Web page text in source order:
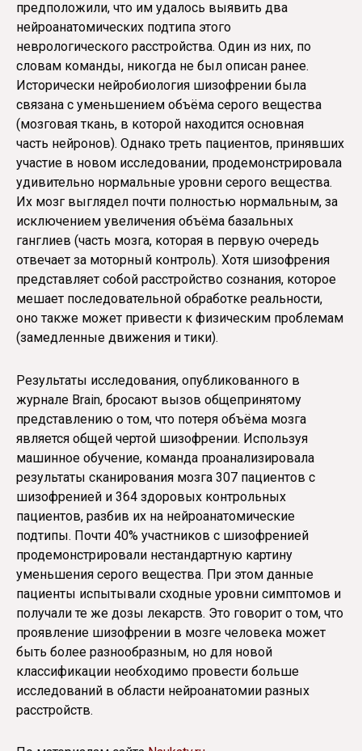
предположили, что им удалось выявить два
нейроанатомических подтипа этого
неврологического расстройства. Один из них, по
словам команды, никогда не был описан ранее.
Исторически нейробиология шизофрении была
связана с уменьшением объёма серого вещества
(мозговая ткань, в которой находится основная
часть нейронов). Однако треть пациентов, принявших
участие в новом исследовании, продемонстрировала
удивительно нормальные уровни серого вещества.
Их мозг выглядел почти полностью нормальным, за
исключением увеличения объёма базальных
ганглиев (часть мозга, которая в первую очередь
отвечает за моторный контроль). Хотя шизофрения
представляет собой расстройство сознания, которое
мешает последовательной обработке реальности,
оно также может привести к физическим проблемам
(замедленные движения и тики).
Результаты исследования, опубликованного в
журнале Brain, бросают вызов общепринятому
представлению о том, что потеря объёма мозга
является общей чертой шизофрении. Используя
машинное обучение, команда проанализировала
результаты сканирования мозга 307 пациентов с
шизофренией и 364 здоровых контрольных
пациентов, разбив их на нейроанатомические
подтипы. Почти 40% участников с шизофренией
продемонстрировали нестандартную картину
уменьшения серого вещества. При этом данные
пациенты испытывали сходные уровни симптомов и
получали те же дозы лекарств. Это говорит о том, что
проявление шизофрении в мозге человека может
быть более разнообразным, но для новой
классификации необходимо провести больше
исследований в области нейроанатомии разных
расстройств.